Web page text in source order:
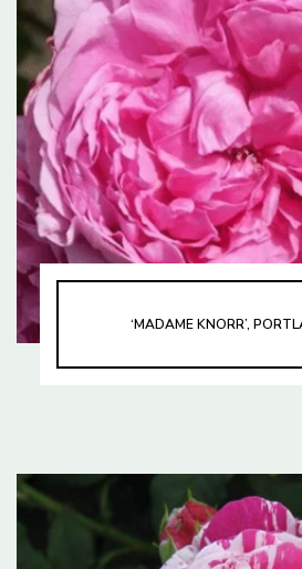
‘MADAME KNORR’,